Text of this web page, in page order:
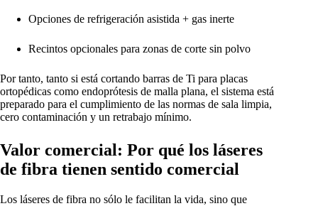
Opciones de refrigeración asistida + gas inerte
Recintos opcionales para zonas de corte sin polvo
Por tanto, tanto si está cortando barras de Ti para placas
ortopédicas como endoprótesis de malla plana, el sistema está
preparado para el cumplimiento de las normas de sala limpia,
cero contaminación y un retrabajo mínimo.
Valor comercial: Por qué los láseres
de fibra tienen sentido comercial
Los láseres de fibra no sólo le facilitan la vida, sino que